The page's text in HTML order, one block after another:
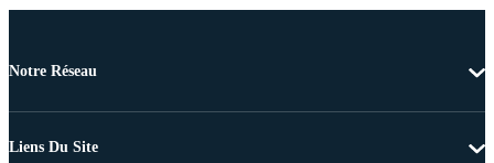
Notre Réseau
Liens Du Site